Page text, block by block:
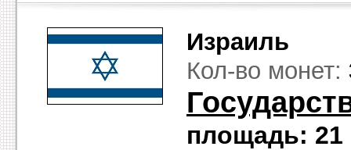
Израиль
Кол-во монет:
площадь: 21